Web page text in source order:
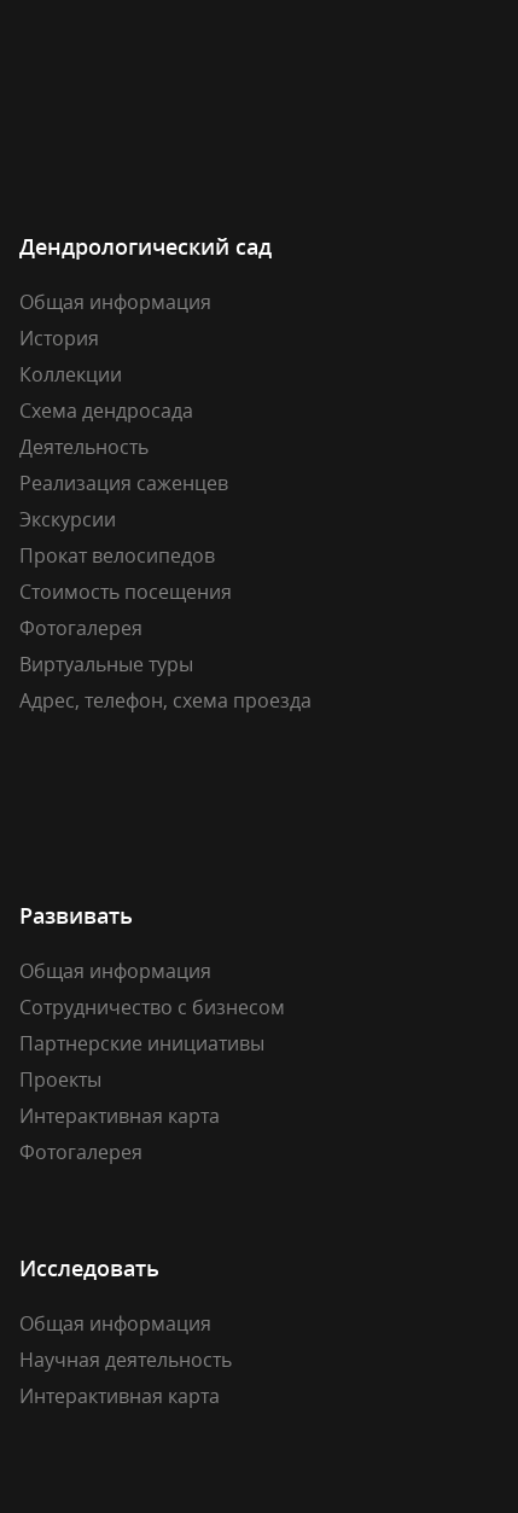
Дендрологический сад
Общая информация
История
Коллекции
Схема дендросада
Деятельность
Реализация саженцев
Экскурсии
Прокат велосипедов
Стоимость посещения
Фотогалерея
Виртуальные туры
Адрес, телефон, схема проезда
Развивать
Общая информация
Сотрудничество с бизнесом
Партнерские инициативы
Проекты
Интерактивная карта
Фотогалерея
Исследовать
Общая информация
Научная деятельность
Интерактивная карта